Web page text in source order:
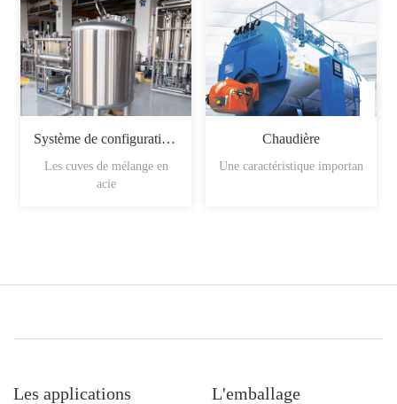
Système de configuration du sirop
Les cuves de mélange en
acie
Chaudière
Une caractéristique importan
Les applications L'emballage